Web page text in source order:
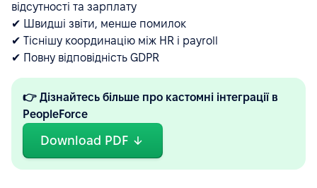
відсутності та зарплату
✔ Швидші звіти, менше помилок
✔ Тіснішу координацію між HR і payroll
✔ Повну відповідність GDPR
👉 Дізнайтесь більше про кастомні інтеграції в
PeopleForce
Download PDF